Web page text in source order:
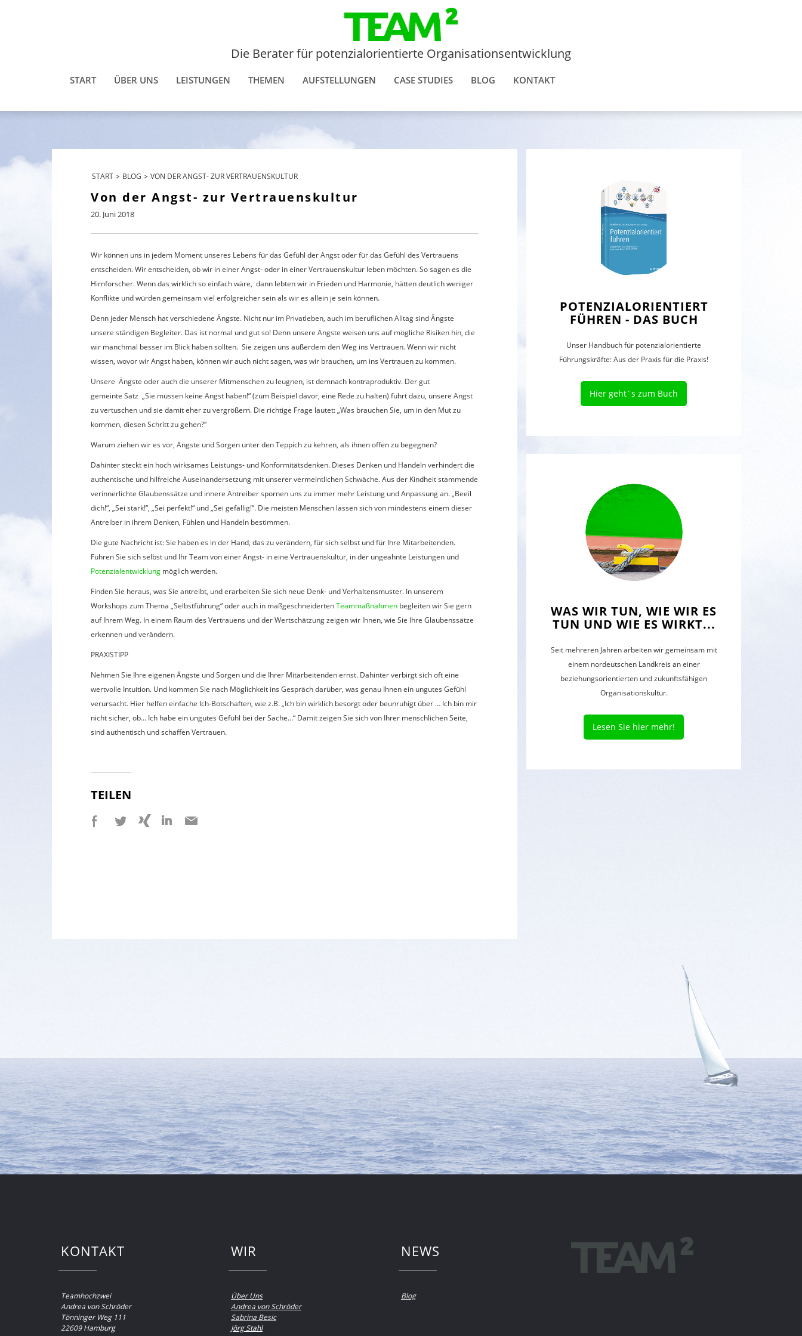
Die Berater für potenzialorientierte Organisationsentwicklung
START ÜBER UNS LEISTUNGEN THEMEN AUFSTELLUNGEN CASE STUDIES BLOG KONTAKT
START > BLOG > VON DER ANGST- ZUR VERTRAUENSKULTUR
Von der Angst- zur Vertrauenskultur
20. Juni 2018
Wir können uns in jedem Moment unseres Lebens für das Gefühl der Angst oder für das Gefühl des Vertrauens
entscheiden. Wir entscheiden, ob wir in einer Angst- oder in einer Vertrauenskultur leben möchten. So sagen es die
Hirnforscher. Wenn das wirklich so einfach wäre, dann lebten wir in Frieden und Harmonie, hätten deutlich weniger
Konflikte und würden gemeinsam viel erfolgreicher sein als wir es allein je sein können.
Denn jeder Mensch hat verschiedene Ängste. Nicht nur im Privatleben, auch im beruflichen Alltag sind Ängste
unsere ständigen Begleiter. Das ist normal und gut so! Denn unsere Ängste weisen uns auf mögliche Risiken hin, die
wir manchmal besser im Blick haben sollten. Sie zeigen uns außerdem den Weg ins Vertrauen. Wenn wir nicht
wissen, wovor wir Angst haben, können wir auch nicht sagen, was wir brauchen, um ins Vertrauen zu kommen.
Unsere Ängste oder auch die unserer Mitmenschen zu leugnen, ist demnach kontraproduktiv. Der gut
gemeinte Satz „Sie müssen keine Angst haben!“ (zum Beispiel davor, eine Rede zu halten) führt dazu, unsere Angst
zu vertuschen und sie damit eher zu vergrößern. Die richtige Frage lautet: „Was brauchen Sie, um in den Mut zu
kommen, diesen Schritt zu gehen?“
Warum ziehen wir es vor, Ängste und Sorgen unter den Teppich zu kehren, als ihnen offen zu begegnen?
Dahinter steckt ein hoch wirksames Leistungs- und Konformitätsdenken. Dieses Denken und Handeln verhindert die
authentische und hilfreiche Auseinandersetzung mit unserer vermeintlichen Schwäche. Aus der Kindheit stammende
verinnerlichte Glaubenssätze und innere Antreiber spornen uns zu immer mehr Leistung und Anpassung an. „Beeil
dich!“, „Sei stark!“, „Sei perfekt!“ und „Sei gefällig!“. Die meisten Menschen lassen sich von mindestens einem dieser
Antreiber in ihrem Denken, Fühlen und Handeln bestimmen.
Die gute Nachricht ist: Sie haben es in der Hand, das zu verändern, für sich selbst und für Ihre Mitarbeitenden.
Führen Sie sich selbst und Ihr Team von einer Angst- in eine Vertrauenskultur, in der ungeahnte Leistungen und
Potenzialentwicklung möglich werden.
Finden Sie heraus, was Sie antreibt, und erarbeiten Sie sich neue Denk- und Verhaltensmuster. In unserem
Workshops zum Thema „Selbstführung“ oder auch in maßgeschneidertenTeammaßnahmen begleiten wir Sie gern
auf Ihrem Weg. In einem Raum des Vertrauens und der Wertschätzung zeigen wir Ihnen, wie Sie Ihre Glaubenssätze
erkennen und verändern.
PRAXISTIPP
Nehmen Sie Ihre eigenen Ängste und Sorgen und die Ihrer Mitarbeitenden ernst. Dahinter verbirgt sich oft eine
wertvolle Intuition. Und kommen Sie nach Möglichkeit ins Gespräch darüber, was genau Ihnen ein ungutes Gefühl
verursacht. Hier helfen einfache Ich-Botschaften, wie z.B. „Ich bin wirklich besorgt oder beunruhigt über … Ich bin mir
nicht sicher, ob… Ich habe ein ungutes Gefühl bei der Sache…“ Damit zeigen Sie sich von Ihrer menschlichen Seite,
sind authentisch und schaffen Vertrauen.
TEILEN
POTENZIALORIENTIERT
FÜHREN - DAS BUCH
Unser Handbuch für potenzialorientierte
Führungskräfte: Aus der Praxis für die Praxis!
Hier geht´s zum Buch
WAS WIR TUN, WIE WIR ES
TUN UND WIE ES WIRKT...
Seit mehreren Jahren arbeiten wir gemeinsam mit
einem nordeutschen Landkreis an einer
beziehungsorientierten und zukunftsfähigen
Organisationskultur.
Lesen Sie hier mehr!
KONTAKT
Teamhochzwei
Andrea von Schröder
Tönninger Weg 111
22609 Hamburg
WIR
Über Uns
Andrea von Schröder
Sabrina Besic
Jörg Stahl
NEWS
Blog